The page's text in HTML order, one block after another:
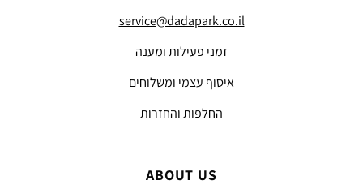
service@dadapark.co.il
זמני פעילות ומענה
איסוף עצמי ומשלוחים
החלפות והחזרות
ABOUT US